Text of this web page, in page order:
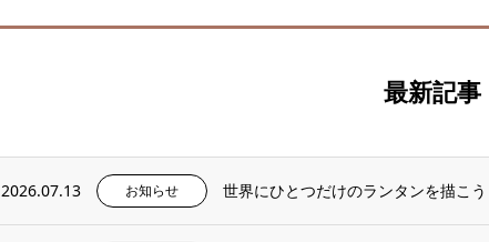
最新記事
2026.07.13 お知らせ 世界にひとつだけのランタンを描こ